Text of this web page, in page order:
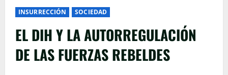
INSURRECCIÓN SOCIEDAD
EL DIH Y LA AUTORREGULACIÓN
DE LAS FUERZAS REBELDES